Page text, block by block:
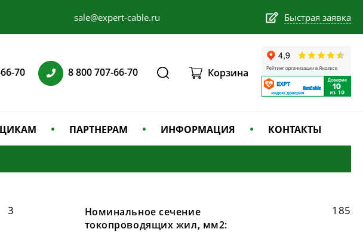
sale@expert-cable.ru Быстрая заявка
70 8 800 707-66-70 Корзина
ПАРТНЕРАМ ИНФОРМАЦИЯ КОНТАКТЫ
3
Номинальное сечение
токопроводящих жил, мм2:
185